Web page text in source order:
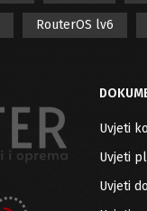
RouterOS lv6
Uvjeti
Uvjeti
Uvjeti